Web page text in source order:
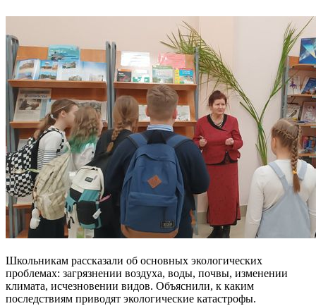
Школьникам рассказали об основных экологических
проблемах: загрязнении воздуха, воды, почвы, изменении
климата, исчезновении видов. Объяснили, к каким
последствиям приводят экологические катастрофы.